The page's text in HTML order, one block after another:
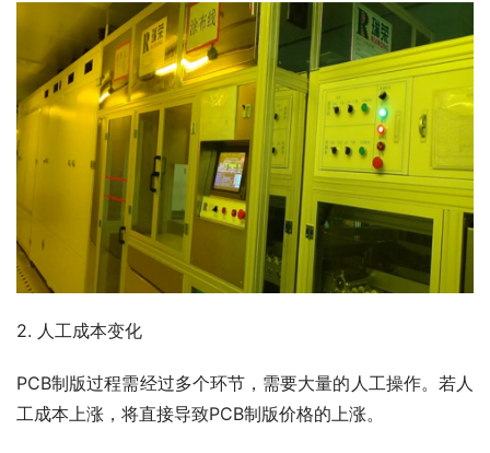
2. 人工成本变化
PCB制版过程需经过多个环节，需要大量的人工操作。若人
工成本上涨，将直接导致PCB制版价格的上涨。